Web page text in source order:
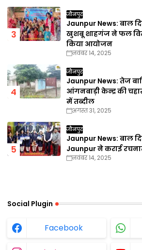
जौनपुर
Jaunpur News: बाल
खुशबू शाहगंज ने फल
किया आयोजन
नवंबर 14, 2025
जौनपुर
Jaunpur News: तेज
आंगनबाड़ी केन्द्र की
में तब्दील
अगस्त 31, 2025
जौनपुर
Jaunpur News: बाल
Jaunpur ने कराई
नवंबर 14, 2025
Social Plugin
Facebook